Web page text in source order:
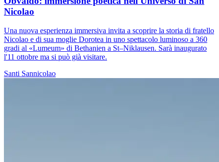
Nicolao
Una nuova esperienza immersiva invita a scoprire la storia di fratello
Nicolao e di sua moglie Dorotea in uno spettacolo luminoso a 360
gradi al «Lumeum» di Bethanien a St–Niklausen. Sarà inaugurato
l'11 ottobre ma si può già visitare.
Santi Sannicolao